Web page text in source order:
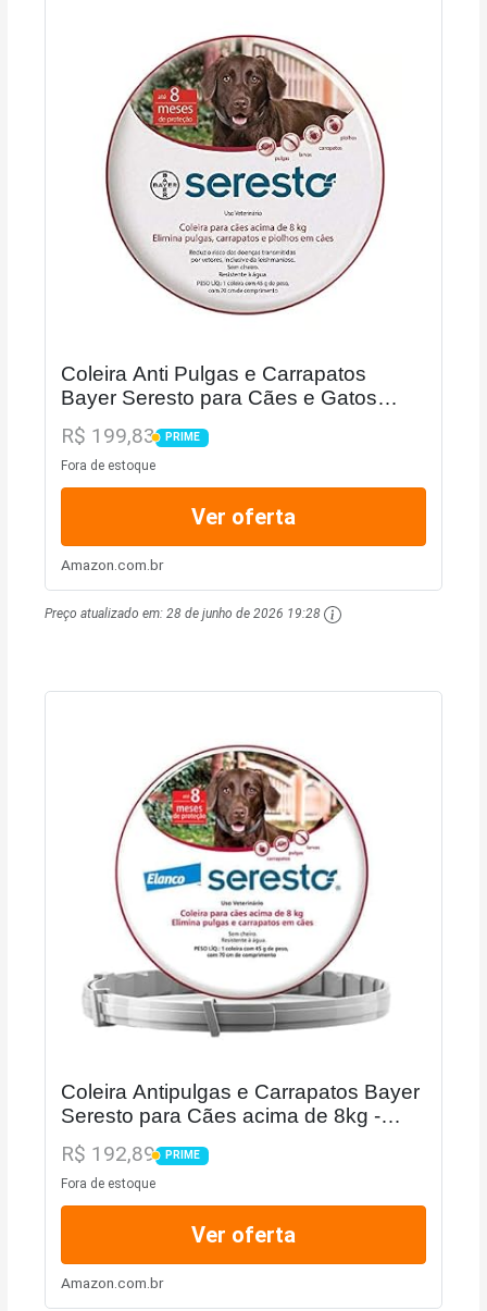
Coleira Anti Pulgas e Carrapatos
Bayer Seresto para Cães e Gatos
Acima de 8kg - acima de 8kg
R$ 199,83 PRIME
PRIME
Fora de estoque
Ver oferta
Amazon.com.br
Preço atualizado em:28 de junho de 2026 19:28
Coleira Antipulgas e Carrapatos Bayer
Seresto para Cães acima de 8kg -
Unidade
R$ 192,89 PRIME
PRIME
Fora de estoque
Ver oferta
Amazon.com.br